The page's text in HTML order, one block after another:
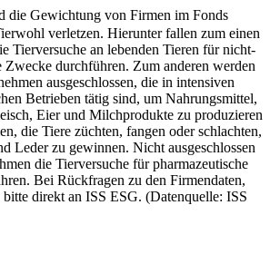
die Gewichtung von Firmen im Fonds
verletzen. Hierunter fallen zum einen
Tierversuche an lebenden Tieren für nicht-
Zwecke durchführen. Zum anderen werden
ausgeschlossen, die in intensiven
Betrieben tätig sind, um Nahrungsmittel,
Eier und Milchprodukte zu produzieren
die Tiere züchten, fangen oder schlachten,
Leder zu gewinnen. Nicht ausgeschlossen
die Tierversuche für pharmazeutische
Bei Rückfragen zu den Firmendaten,
direkt an ISS ESG. (Datenquelle: ISS